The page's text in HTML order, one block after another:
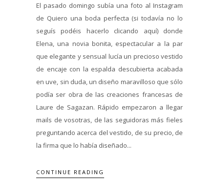
El pasado domingo subía una foto al Instagram
de Quiero una boda perfecta (si todavía no lo
seguís podéis hacerlo clicando aquí) donde
Elena, una novia bonita, espectacular a la par
que elegante y sensual lucía un precioso vestido
de encaje con la espalda descubierta acabada
en uve, sin duda, un diseño maravilloso que sólo
podía ser obra de las creaciones francesas de
Laure de Sagazan. Rápido empezaron a llegar
mails de vosotras, de las seguidoras más fieles
preguntando acerca del vestido, de su precio, de
la firma que lo había diseñado...
CONTINUE READING